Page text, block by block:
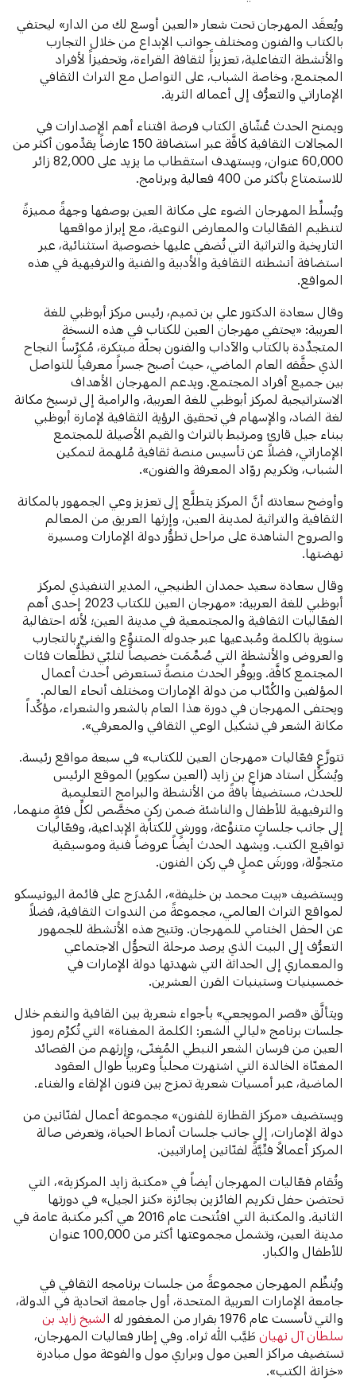
ويُعقَد المهرجان تحت شعار «العين أوسع لك من الدار» ليحتفي
بالكتاب والفنون ومختلف جوانب الإبداع من خلال التجارب
والأنشطة التفاعلية، تعزيزاً لثقافة القراءة، وتحفيزاً لأفراد
المجتمع، وخاصة الشباب، على التواصل مع التراث الثقافي
الإماراتي والتعرُّف إلى أعماله الثرية.
ويمنح الحدث عُشّاق الكتاب فرصة اقتناء أهم الإصدارات في
المجالات الثقافية كافَّة عبر استضافة 150 عارضاً يقدِّمون أكثر من
60,000 عنوان، ويستهدف استقطاب ما يزيد على 82,000 زائر
للاستمتاع بأكثر من 400 فعالية وبرنامج.
ويُسلِّط المهرجان الضوء على مكانة العين بوصفها وجهةً مميزةً
لتنظيم الفعّاليات والمعارض النوعية، مع إبراز مواقعها
التاريخية والتراثية التي تُضفي عليها خصوصية استثنائية، عبر
استضافة أنشطته الثقافية والأدبية والفنية والترفيهية في هذه
المواقع.
وقال سعادة الدكتور علي بن تميم، رئيس مركز أبوظبي للغة
العربية: «يحتفي مهرجان العين للكتاب في هذه النسخة
المتجدِّدة بالكتاب والآداب والفنون بحلّة مبتكرة، مُكرِّساً النجاح
الذي حقَّقه العام الماضي، حيث أصبح جسراً معرفياً للتواصل
بين جميع أفراد المجتمع. ويدعم المهرجان الأهداف
الاستراتيجية لمركز أبوظبي للغة العربية، والرامية إلى ترسيخ مكانة
لغة الضاد، والإسهام في تحقيق الرؤية الثقافية لإمارة أبوظبي
ببناء جيل قارئ ومرتبط بالتراث والقيم الأصيلة للمجتمع
الإماراتي، فضلاً عن تأسيس منصة ثقافية مُلهمة لتمكين
الشباب، وتكريم روّاد المعرفة والفنون».
وأوضح سعادته أنَّ المركز يتطلَّع إلى تعزيز وعي الجمهور بالمكانة
الثقافية والتراثية لمدينة العين، وإرثها العريق من المعالم
والصروح الشاهدة على مراحل تطوُّر دولة الإمارات ومسيرة
نهضتها.
وقال سعادة سعيد حمدان الطنيجي، المدير التنفيذي لمركز
أبوظبي للغة العربية: «مهرجان العين للكتاب 2023 إحدى أهم
الفعّاليات الثقافية والمجتمعية في مدينة العين؛ لأنه احتفالية
سنوية بالكلمة ومُبدعيها عبر جدوله المتنوِّع والغنيِّ بالتجارب
والعروض والأنشطة التي صُمِّمَت خصيصاً لتلبّي تطلُّعات فئات
المجتمع كافَّة. ويوفِّر الحدث منصةً تستعرض أحدث أعمال
المؤلفين والكُتّاب من دولة الإمارات ومختلف أنحاء العالم.
ويحتفى المهرجان في دورة هذا العام بالشعر والشعراء، مؤكِّداً
مكانة الشعر في تشكيل الوعي الثقافي والمعرفي».
تتوزَّع فعّاليات «مهرجان العين للكتاب» في سبعة مواقع رئيسة.
ويُشكِّل استاد هزاع بن زايد (العين سكوير) الموقع الرئيس
للحدث، مستضيفاً باقةً من الأنشطة والبرامج التعليمية
والترفيهية للأطفال والناشئة ضمن ركنٍ مخصَّص لكلِّ فئةٍ منهما،
إلى جانب جلساتٍ متنوِّعة، وورشٍ للكتابة الإبداعية، وفعّاليات
تواقيع الكتب. ويشهد الحدث أيضاً عروضاً فنية وموسيقية
متجوِّلة، وورشَ عملٍ في ركن الفنون.
ويستضيف «بيت محمد بن خليفة»، المُدرَج على قائمة اليونيسكو
لمواقع التراث العالمي، مجموعةً من الندوات الثقافية، فضلاً
عن الحفل الختامي للمهرجان. وتتيح هذه الأنشطة للجمهور
التعرُّف إلى البيت الذي يرصد مرحلة التحوُّل الاجتماعي
والمعماري إلى الحداثة التي شهدتها دولة الإمارات في
خمسينيات وستينيات القرن العشرين.
ويتألَّق «قصر المويجعي» بأجواء شعرية بين القافية والنغم خلال
جلسات برنامج «ليالي الشعر: الكلمة المغناة» التي تُكرِّم رموز
العين من فرسان الشعر النبطي المُغنّى، وإرثهم من القصائد
المغنّاة الخالدة التي اشتهرت محلياً وعربياً طوال العقود
الماضية، عبر أمسيات شعرية تمزج بين فنون الإلقاء والغناء.
ويستضيف «مركز القطارة للفنون» مجموعة أعمال لفنّانين من
دولة الإمارات، إلى جانب جلسات أنماط الحياة، وتعرض صالة
المركز أعمالاً فنِّيَّةً لفنّانين إماراتيين.
وتُقام فعّاليات المهرجان أيضاً في «مكتبة زايد المركزية»، التي
تحتضن حفل تكريم الفائزين بجائزة «كنز الجيل» في دورتها
الثانية. والمكتبة التي افتُتحت عام 2016 هي أكبر مكتبة عامة في
مدينة العين، وتشمل مجموعتها أكثر من 100,000 عنوان
للأطفال والكبار.
ويُنظِّم المهرجان مجموعةً من جلسات برنامجه الثقافي في
جامعة الإمارات العربية المتحدة، أول جامعة اتحادية في الدولة،
والتي تأسست عام 1976 بقرار من المغفور له ا
لشيخ زايد بن
سلطان آل نهيانطَيَّب الله ثراه. وفي إطار فعاليات المهرجان،
تستضيف مراكز العين مول وبراري مول والفوعة مول مبادرة
«خزانة الكتب».